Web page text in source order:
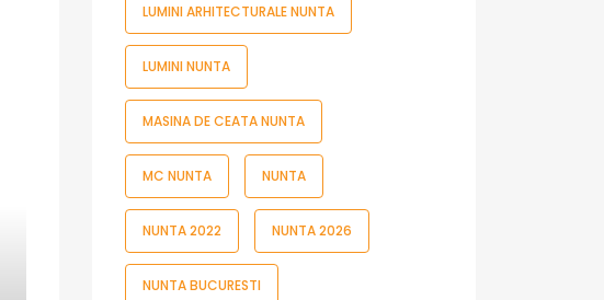
LUMINI ARHITECTURALE NUNTA
LUMINI NUNTA
MASINA DE CEATA NUNTA
MC NUNTA NUNTA
NUNTA 2022 NUNTA 2026
NUNTA BUCURESTI